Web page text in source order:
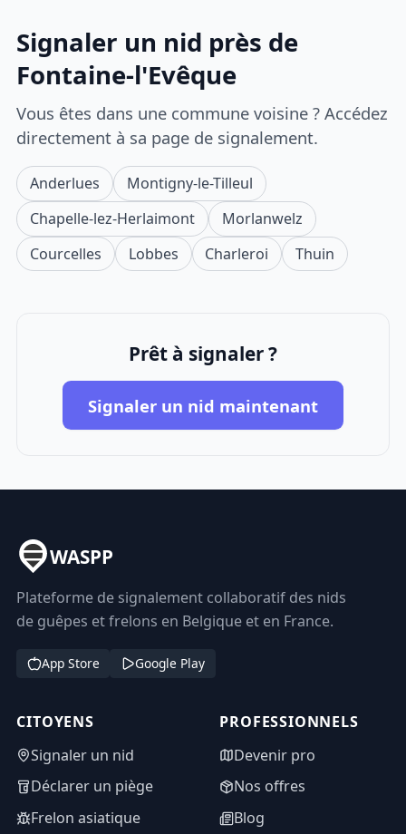
Signaler un nid près de
Fontaine-l'Evêque
Vous êtes dans une commune voisine ? Accédez
directement à sa page de signalement.
Anderlues
Montigny-le-Tilleul
Chapelle-lez-Herlaimont
Morlanwelz
Courcelles
Lobbes Charleroi Thuin
Prêt à signaler ?
Signaler un nid maintenant
WASPP
Plateforme de signalement collaboratif des nids
de guêpes et frelons en Belgique et en France.
App Store Google Play
CITOYENS
Signaler un nid
Déclarer un piège
Frelon asiatique
PROFESSIONNELS
Devenir pro
Nos offres
Blog